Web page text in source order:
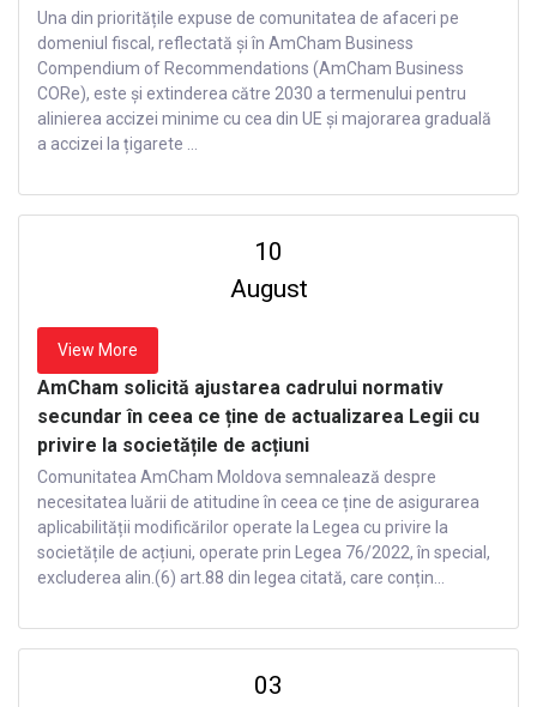
Una din prioritățile expuse de comunitatea de afaceri pe
domeniul fiscal, reflectată și în AmCham Business
Compendium of Recommendations (AmCham Business
CORe), este și extinderea către 2030 a termenului pentru
alinierea accizei minime cu cea din UE și majorarea graduală
a accizei la țigarete ...
10
August
View More
AmCham solicită ajustarea cadrului normativ
secundar în ceea ce ține de actualizarea Legii cu
privire la societățile de acțiuni
Comunitatea AmCham Moldova semnalează despre
necesitatea luării de atitudine în ceea ce ține de asigurarea
aplicabilității modificărilor operate la Legea cu privire la
societățile de acțiuni, operate prin Legea 76/2022, în special,
excluderea alin.(6) art.88 din legea citată, care conțin...
03